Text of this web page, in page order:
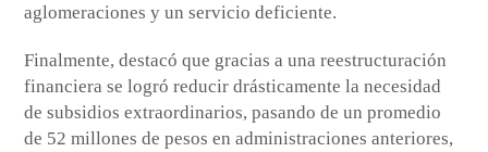
aglomeraciones y un servicio deficiente.
Finalmente, destacó que gracias a una reestructuración
financiera se logró reducir drásticamente la necesidad
de subsidios extraordinarios, pasando de un promedio
de 52 millones de pesos en administraciones anteriores,